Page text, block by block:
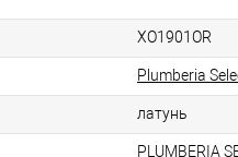
XO1901OR
Plumberia
латунь
PLUMBERIA